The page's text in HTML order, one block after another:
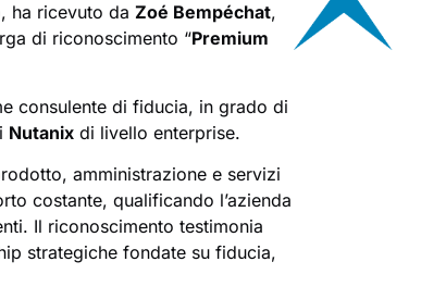
ha ricevuto daZoé Bempéchat,
di riconoscimento “Premium
consulente di fiducia, in grado di
Nutanix di livello enterprise.
amministrazione e servizi
costante, qualificando l’azienda
Il riconoscimento testimonia
strategiche fondate su fiducia,